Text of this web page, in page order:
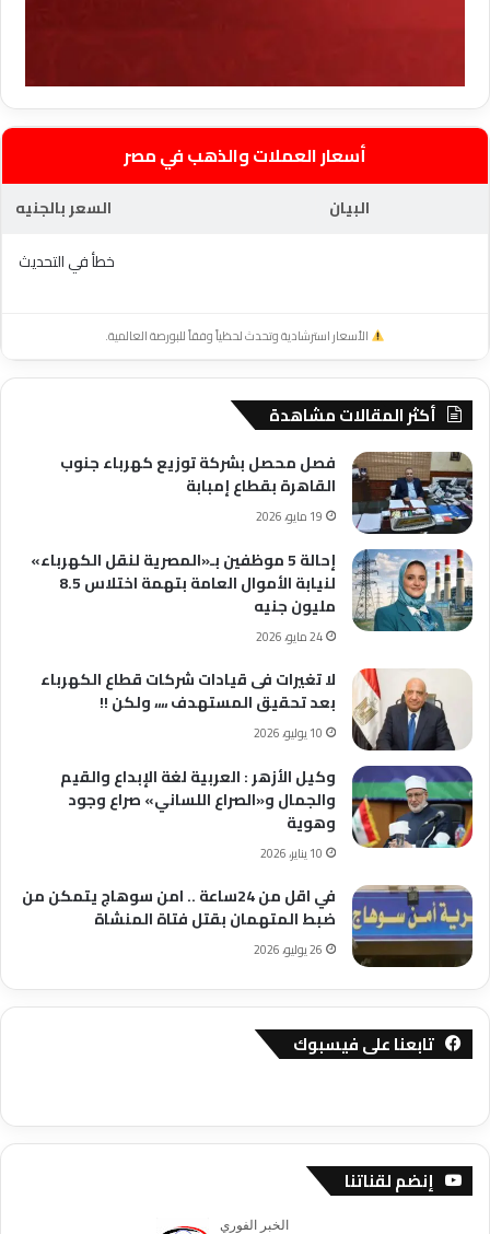
أسعار العملات والذهب في مصر
البيان
السعر بالجنيه
خطأ في التحديث
الأسعار استرشادية وتحدث لحظياً وفقاً للبورصة العالمية.
أكثر المقالات مشاهدة
فصل محصل بشركة توزيع كهرباء جنوب
القاهرة بقطاع إمبابة
19 مايو، 2026
إحالة 5 موظفين بـ«المصرية لنقل الكهرباء»
لنيابة الأموال العامة بتهمة اختلاس 8.5
مليون جنيه
24 مايو، 2026
لا تغيرات فى قيادات شركات قطاع الكهرباء
بعد تحقيق المستهدف ،،،، ولكن !!
10 يوليو، 2026
وكيل الأزهر : العربية لغة الإبداع والقيم
والجمال و«الصراع اللساني» صراع وجود
وهوية
10 يناير، 2026
في اقل من 24ساعة .. امن سوهاج يتمكن من
ضبط المتهمان بقتل فتاة المنشاة
26 يوليو، 2026
تابعنا على فيسبوك
إنضم لقناتنا